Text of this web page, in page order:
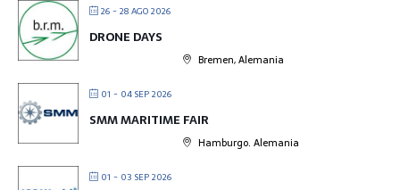
26 - 28 AGO 2026
DRONE DAYS
Bremen, Alemania
01 - 04 SEP 2026
SMM MARITIME FAIR
Hamburgo. Alemania
01 - 03 SEP 2026